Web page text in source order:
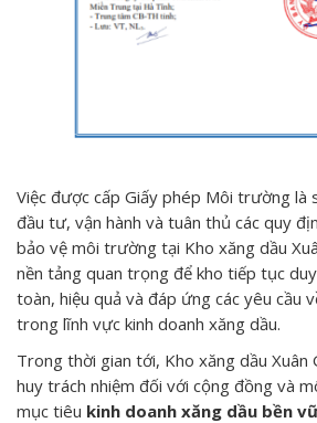
Việc được cấp Giấy phép Môi trường là
đầu tư, vận hành và tuân thủ các quy
bảo vệ môi trường tại Kho xăng dầu
nền tảng quan trọng để kho tiếp tục
toàn, hiệu quả và đáp ứng các yêu cầu
trong lĩnh vực kinh doanh xăng dầu.
Trong thời gian tới, Kho xăng dầu
huy trách nhiệm đối với cộng đồng và
mục tiêu kinh doanh xăng dầu bền